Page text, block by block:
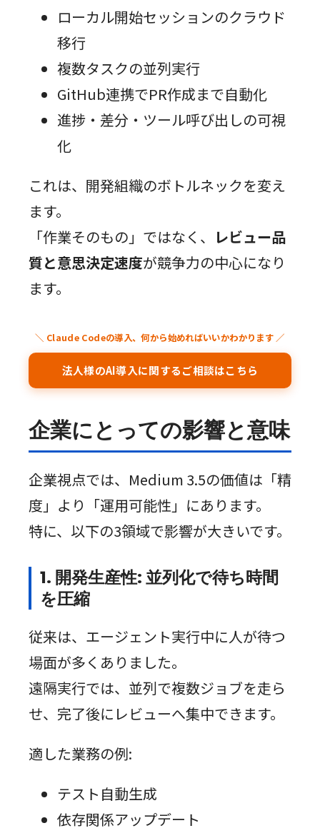
ローカル開始セッションのクラウド
移行
複数タスクの並列実行
GitHub連携でPR作成まで自動化
進捗・差分・ツール呼び出しの可視
化
これは、開発組織のボトルネックを変え
ます。
「作業そのもの」ではなく、
レビュー品
質と意思決定速度が競争力の中心になり
ます。
＼ Claude Codeの導入、何から始めればいいかわかります ／
法人様のAI導入に関するご相談はこちら
企業にとっての影響と意味
企業視点では、Medium 3.5の価値は「精
度」より「運用可能性」にあります。
特に、以下の3領域で影響が大きいです。
1. 開発生産性: 並列化で待ち時間
を圧縮
従来は、エージェント実行中に人が待つ
場面が多くありました。
遠隔実行では、並列で複数ジョブを走ら
せ、完了後にレビューへ集中できます。
適した業務の例:
テスト自動生成
依存関係アップデート